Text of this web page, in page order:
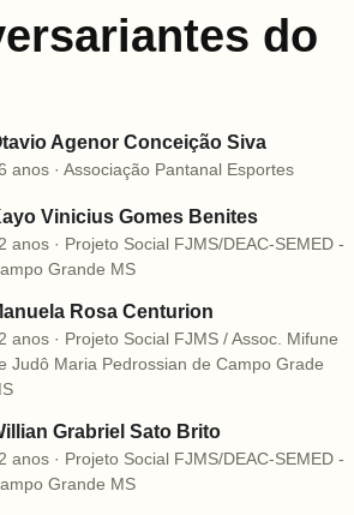
do
Agenor Conceição Siva
anos · Associação Pantanal Esportes
Vinicius Gomes Benites
anos · Projeto Social FJMS/DEAC-SEMED -
Grande MS
Rosa Centurion
anos · Projeto Social FJMS / Assoc. Mifune
Judô Maria Pedrossian de Campo Grade
Grabriel Sato Brito
anos · Projeto Social FJMS/DEAC-SEMED -
Grande MS